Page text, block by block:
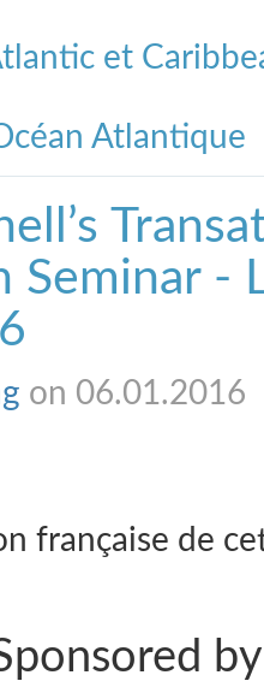
et
Atlantique
Seminar -
on 06.01.2016
française de
by